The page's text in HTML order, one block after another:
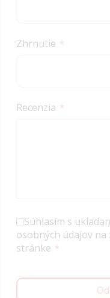
Zhrnutie
Recenzia
Súhlasím s
osobných údajov
stránke